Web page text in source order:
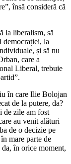
însă consideră că
la liberalism, să
democrației, la
și să nu
care a
Liberal, trebuie
în care Ilie Bolojan
de la putere, da?
de zile am fost
au venit alături
de o decizie pe
mare parte de
în orice moment,